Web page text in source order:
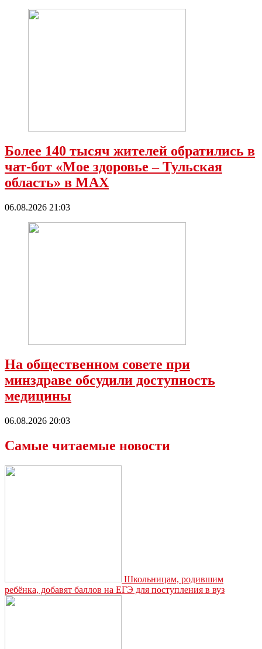
Более 140 тысяч жителей обратились в
чат-бот «Мое здоровье – Тульская
область» в МАХ
06.08.2026 21:03
На общественном совете при
минздраве обсудили доступность
медицины
06.08.2026 20:03
Самые читаемые новости
Школьницам, родившим
ребёнка, добавят баллов на ЕГЭ для поступления в вуз